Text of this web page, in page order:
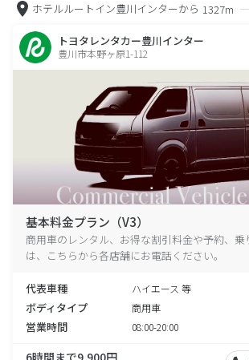
ホテルルートイン豊川インターから 1327m
トヨタレンタカー豊川インター
豊川市本野ヶ原1-112
基本料金プラン（V3）
商用車のレンタル、お得な割引料金や予約、
は、こちらから各店舗にお電話ください。
代表車種 ハイエース 等
ボディタイプ 商用車
営業時間 08:00-20:00
6時間まで9,900円